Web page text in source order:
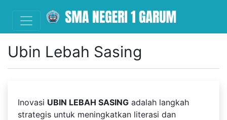
Ubin Lebah Sasing
Inovasi UBIN LEBAH SASING adalah langkah
strategis untuk meningkatkan literasi dan